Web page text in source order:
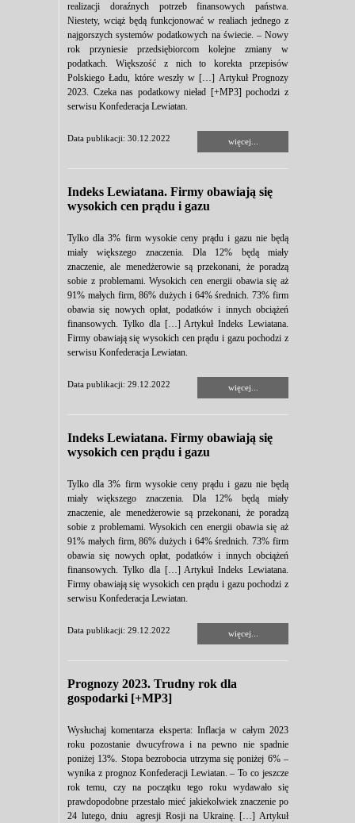
realizacji doraźnych potrzeb finansowych państwa.
Niestety, wciąż będą funkcjonować w realiach jednego z
najgorszych systemów podatkowych na świecie. – Nowy
rok przyniesie przedsiębiorcom kolejne zmiany w
podatkach. Większość z nich to korekta przepisów
Polskiego Ładu, które weszły w […] Artykuł Prognozy
2023. Czeka nas podatkowy nieład [+MP3] pochodzi z
serwisu Konfederacja Lewiatan.
Data publikacji: 30.12.2022 więcej...
Indeks Lewiatana. Firmy obawiają się
wysokich cen prądu i gazu
Tylko dla 3% firm wysokie ceny prądu i gazu nie będą
miały większego znaczenia. Dla 12% będą miały
znaczenie, ale menedżerowie są przekonani, że poradzą
sobie z problemami. Wysokich cen energii obawia się aż
91% małych firm, 86% dużych i 64% średnich. 73% firm
obawia się nowych opłat, podatków i innych obciążeń
finansowych. Tylko dla […] Artykuł Indeks Lewiatana.
Firmy obawiają się wysokich cen prądu i gazu pochodzi z
serwisu Konfederacja Lewiatan.
Data publikacji: 29.12.2022 więcej...
Indeks Lewiatana. Firmy obawiają się
wysokich cen prądu i gazu
Tylko dla 3% firm wysokie ceny prądu i gazu nie będą
miały większego znaczenia. Dla 12% będą miały
znaczenie, ale menedżerowie są przekonani, że poradzą
sobie z problemami. Wysokich cen energii obawia się aż
91% małych firm, 86% dużych i 64% średnich. 73% firm
obawia się nowych opłat, podatków i innych obciążeń
finansowych. Tylko dla […] Artykuł Indeks Lewiatana.
Firmy obawiają się wysokich cen prądu i gazu pochodzi z
serwisu Konfederacja Lewiatan.
Data publikacji: 29.12.2022 więcej...
Prognozy 2023. Trudny rok dla
gospodarki [+MP3]
Wysłuchaj komentarza eksperta: Inflacja w całym 2023
roku pozostanie dwucyfrowa i na pewno nie spadnie
poniżej 13%. Stopa bezrobocia utrzyma się poniżej 6% –
wynika z prognoz Konfederacji Lewiatan. – To co jeszcze
rok temu, czy na początku tego roku wydawało się
prawdopodobne przestało mieć jakiekolwiek znaczenie po
24 lutego, dniu agresji Rosji na Ukrainę. […] Artykuł